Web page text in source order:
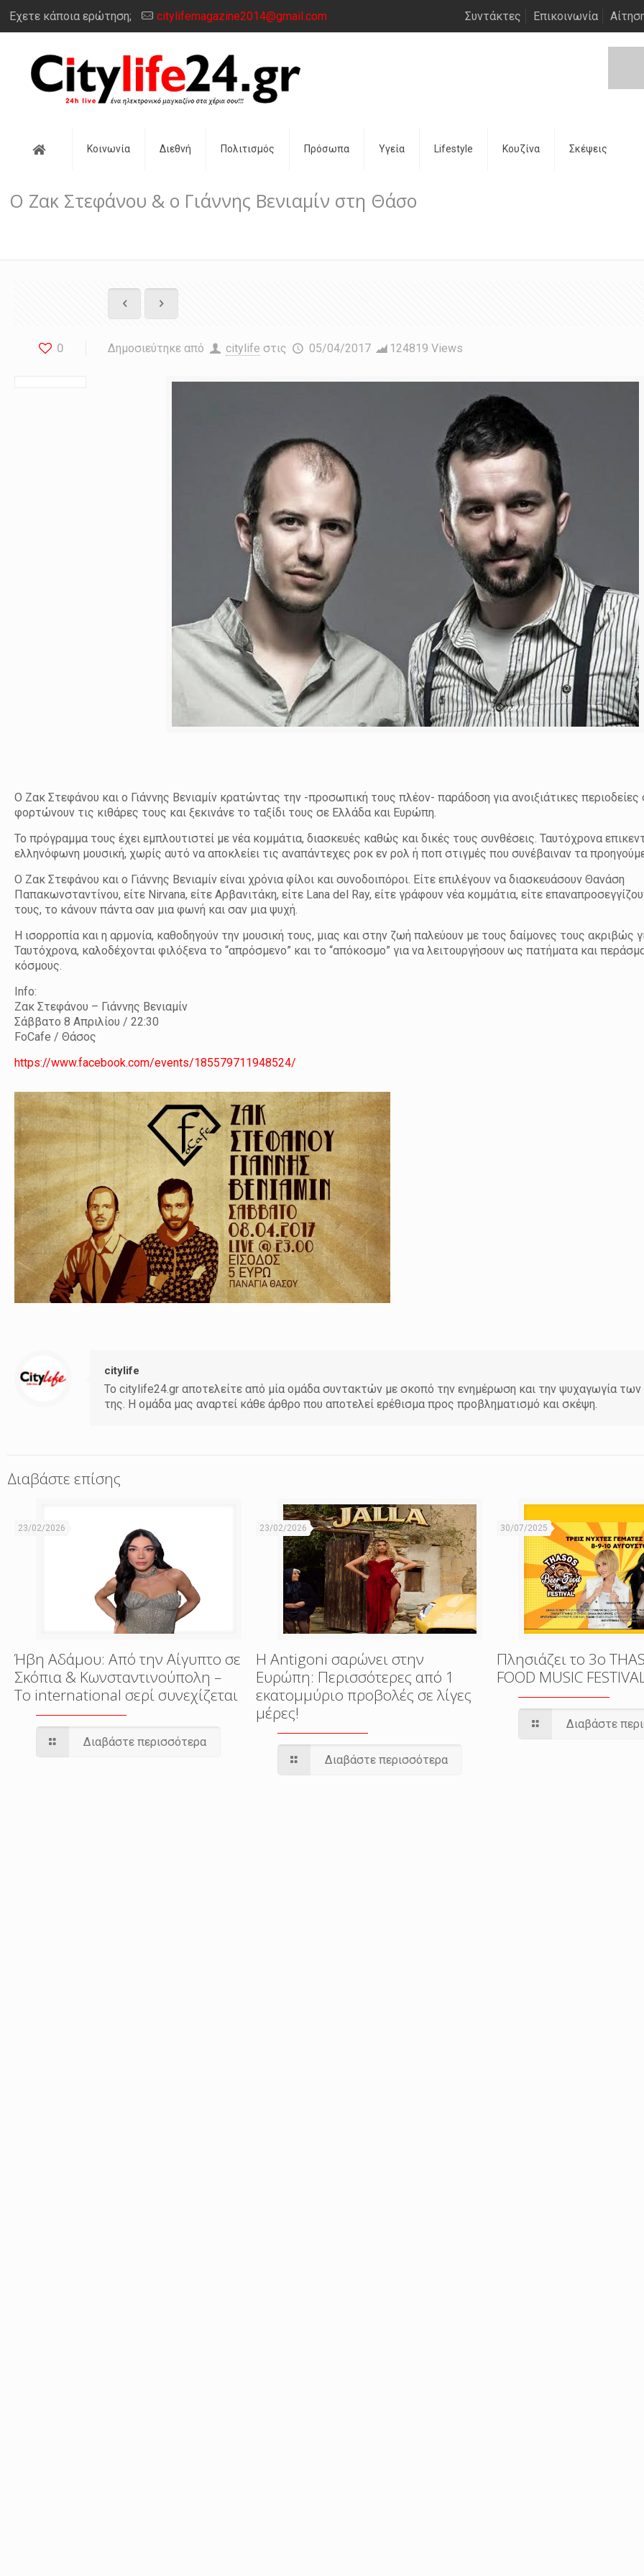
Έχετε κάποια ερώτηση; citylifemagazine2014@gmail.com Συντάκτες Επικοινωνία
Αρχική Κοινωνία Διεθνή Πολιτισμός Πρόσωπα Υγεία Lifestyle Κουζίνα Σκέψεις
O Ζακ Στεφάνου & o Γιάννης Βενιαμίν στη Θάσο
0 Δημοσιεύτηκε από citylife στις 05/04/2017 124819 Views
Ο Ζακ Στεφάνου και ο Γιάννης Βενιαμίν κρατώντας την -προσωπική τους πλέον- παράδοση για ανοιξιάτικες περιοδείες
φορτώνουν τις κιθάρες τους και ξεκινάνε το ταξίδι τους σε Ελλάδα και Ευρώπη.
Το πρόγραμμα τους έχει εμπλουτιστεί με νέα κομμάτια, διασκευές καθώς και δικές τους συνθέσεις. Ταυτόχρονα
ελληνόφωνη μουσική, χωρίς αυτό να αποκλείει τις αναπάντεχες ροκ εν ρολ ή ποπ στιγμές που συνέβαιναν τα
Ο Ζακ Στεφάνου και ο Γιάννης Βενιαμίν είναι χρόνια φίλοι και συνοδοιπόροι. Είτε επιλέγουν να διασκευάσουν Θανάση
Παπακωνσταντίνου, είτε Nirvana, είτε Αρβανιτάκη, είτε Lana del Ray, είτε γράφουν νέα κομμάτια, είτε
τους, το κάνουν πάντα σαν μια φωνή και σαν μια ψυχή.
Η ισορροπία και η αρμονία, καθοδηγούν την μουσική τους, μιας και στην ζωή παλεύουν με τους δαίμονες τους ακριβώς
Ταυτόχρονα, καλοδέχονται φιλόξενα το “απρόσμενο” και το “απόκοσμο” για να λειτουργήσουν ως πατήματα και
κόσμους.
Info:
Ζακ Στεφάνου – Γιάννης Βενιαμίν
Σάββατο 8 Απριλίου / 22:30
FoCafe / Θάσος
https://www.facebook.com/events/185579711948524/
citylife
Το citylife24.gr αποτελείτε από μία ομάδα συντακτών με σκοπό την ενημέρωση και την ψυχαγωγία
της. Η ομάδα μας αναρτεί κάθε άρθρο που αποτελεί ερέθισμα προς προβληματισμό και σκέψη.
Διαβάστε επίσης
23/02/2026
Ήβη Αδάμου: Από την Αίγυπτο σε
Σκόπια & Κωνσταντινούπολη –
Το international σερί συνεχίζεται
Διαβάστε περισσότερα
23/02/2026
Η Antigoni σαρώνει στην
Ευρώπη: Περισσότερες από 1
εκατομμύριο προβολές σε λίγες
μέρες!
Διαβάστε περισσότερα
30/07/2025
Πλησιάζει το 3o
FOOD MUSIC
Διαβάστε